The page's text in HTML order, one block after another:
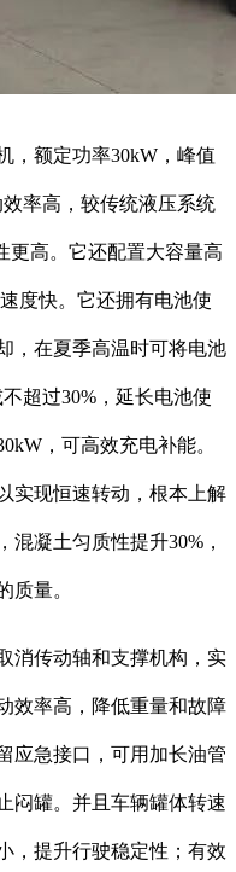
额定功率30kW，峰值
率高，较传统液压系统
更高。它还配置大容量高
度快。它还拥有电池使
，在夏季高温时可将电池
超过30%，延长电池使
，可高效充电补能。
实现恒速转动，根本上解
凝土匀质性提升30%，
质量。
传动轴和支撑机构，实
效率高，降低重量和故障
应急接口，可用加长油管
闷罐。并且车辆罐体转速
，提升行驶稳定性；有效